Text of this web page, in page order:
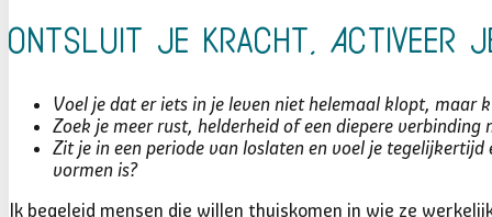
Ontsluit je Kracht, Activeer je
Voel je dat er iets in je leven niet helemaal klopt, maar
Zoek je meer rust, helderheid of een diepere
Zit je in een periode van loslaten en voel je
vormen is?
Ik begeleid mensen die willen thuiskomen in wie ze